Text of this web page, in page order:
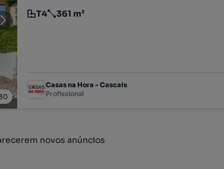
Tipologia
T4
Preço por metro quadrado
361 m²
Casas na Hora - Cascais
Profissional
novos anúncios